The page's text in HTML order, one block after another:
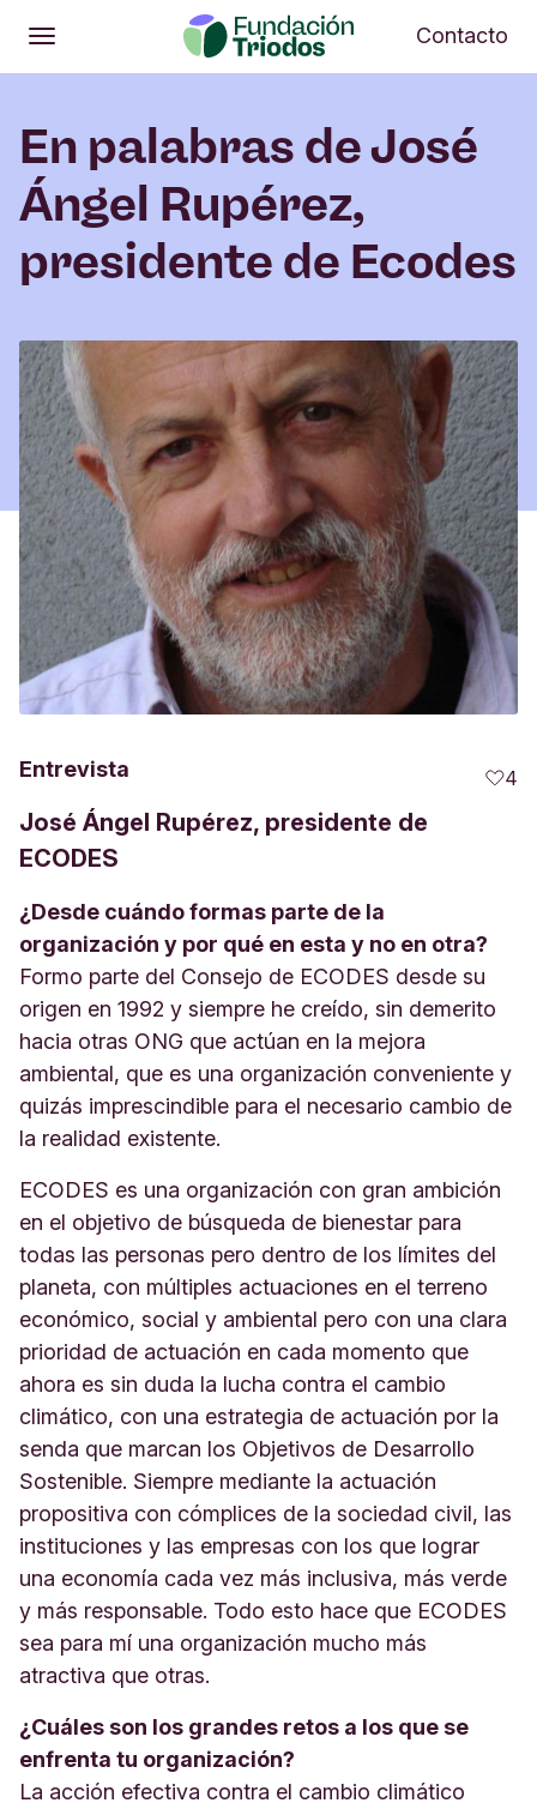
Abrir
Menú principal
Abrir
Contacto
En palabras de José
Ángel Rupérez,
presidente de Ecodes
Entrevista 4
José Ángel Rupérez, presidente de
ECODES
¿Desde cuándo formas parte de la
organización y por qué en esta y no en otra?
Formo parte del Consejo de ECODES desde su
origen en 1992 y siempre he creído, sin demerito
hacia otras ONG que actúan en la mejora
ambiental, que es una organización conveniente y
quizás imprescindible para el necesario cambio de
la realidad existente.
ECODES es una organización con gran ambición
en el objetivo de búsqueda de bienestar para
todas las personas pero dentro de los límites del
planeta, con múltiples actuaciones en el terreno
económico, social y ambiental pero con una clara
prioridad de actuación en cada momento que
ahora es sin duda la lucha contra el cambio
climático, con una estrategia de actuación por la
senda que marcan los Objetivos de Desarrollo
Sostenible. Siempre mediante la actuación
propositiva con cómplices de la sociedad civil, las
instituciones y las empresas con los que lograr
una economía cada vez más inclusiva, más verde
y más responsable. Todo esto hace que ECODES
sea para mí una organización mucho más
atractiva que otras.
¿Cuáles son los grandes retos a los que se
enfrenta tu organización?
La acción efectiva contra el cambio climático